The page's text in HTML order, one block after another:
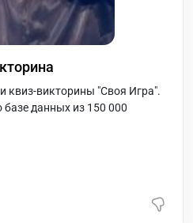
квиз-викторины "Своя Игра".
данных из 150 000